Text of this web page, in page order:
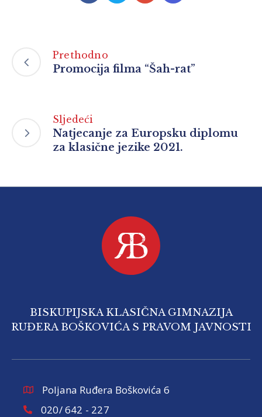
Prethodno
Promocija filma “Šah-rat”
Sljedeći
Natjecanje za Europsku diplomu
za klasične jezike 2021.
BISKUPIJSKA KLASIČNA GIMNAZIJA
RUĐERA BOŠKOVIĆA S PRAVOM JAVNOSTI
Poljana Ruđera Boškovića 6
020/ 642 - 227